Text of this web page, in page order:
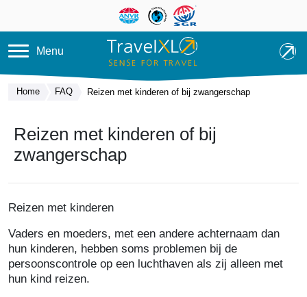
Overslaan en naar de inhoud
Menu
Home FAQ Reizen met kinderen of bij zwangerschap
Reizen met kinderen of bij
zwangerschap
Reizen met kinderen
Vaders en moeders, met een andere achternaam dan
hun kinderen, hebben soms problemen bij de
persoonscontrole op een luchthaven als zij alleen met
hun kind reizen.